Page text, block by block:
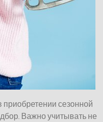
сезонной
Важно учитывать не